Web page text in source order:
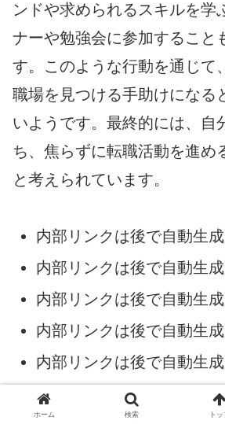
ンドや求められるスキルを学
ナーや勉強会に参加すること
す。このような行動を通じて
職場を見つける手助けになる
いようです。最終的には、自
ち、焦らずに転職活動を進め
と考えられています。
内部リンクは後で自動生成
内部リンクは後で自動生成
内部リンクは後で自動生成
内部リンクは後で自動生成
内部リンクは後で自動生成
ホーム 検索 トッ